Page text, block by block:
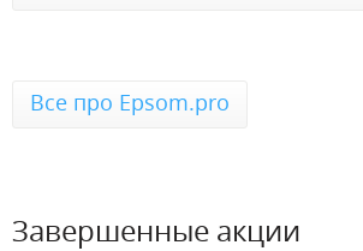
Все про Epsom.pro
Завершенные акции